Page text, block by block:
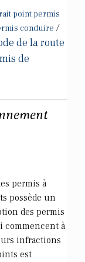
point permis
conduire /
de la route
de
permis à
possède un
des permis
commencent à
infractions
est